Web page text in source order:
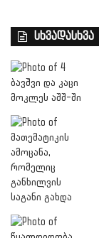
სხვადასხვა